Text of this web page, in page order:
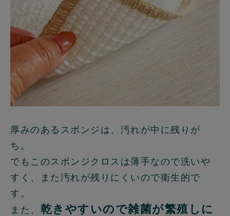
厚みのあるスポンジは、汚れが中に残りが
ち。
でもこのスポンジクロスは薄手なので洗いや
すく、また汚れが残りにくいので衛生的で
す。
また、 乾きやすいので雑菌が繁殖しに